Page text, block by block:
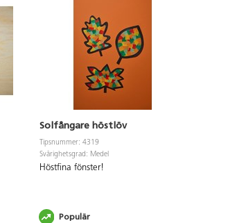
Solfångare höstlöv
Tipsnummer: 4319
Svårighetsgrad: Medel
Höstfina fönster!
Populär